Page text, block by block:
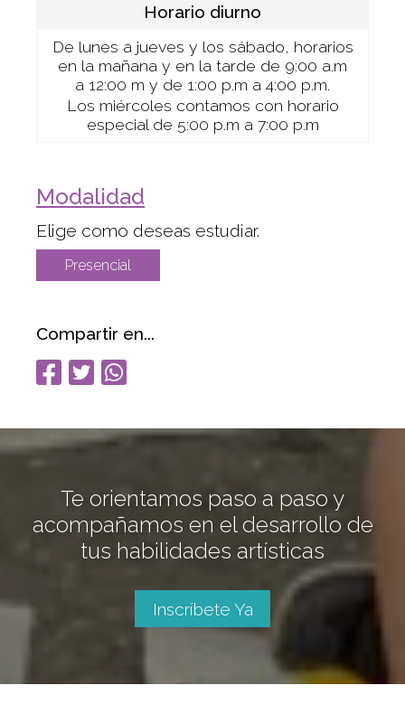
Horario diurno
De lunes a jueves y los sábado, horarios
en la mañana y en la tarde de 9:00 a.m
a 12:00 m y de 1:00 p.m a 4:00 p.m.
Los miércoles contamos con horario
especial de 5:00 p.m a 7:00 p.m
Modalidad
Elige como deseas estudiar.
Presencial
Compartir en...
Te orientamos paso a paso y
acompañamos en el desarrollo de
tus habilidades artísticas
Inscríbete Ya